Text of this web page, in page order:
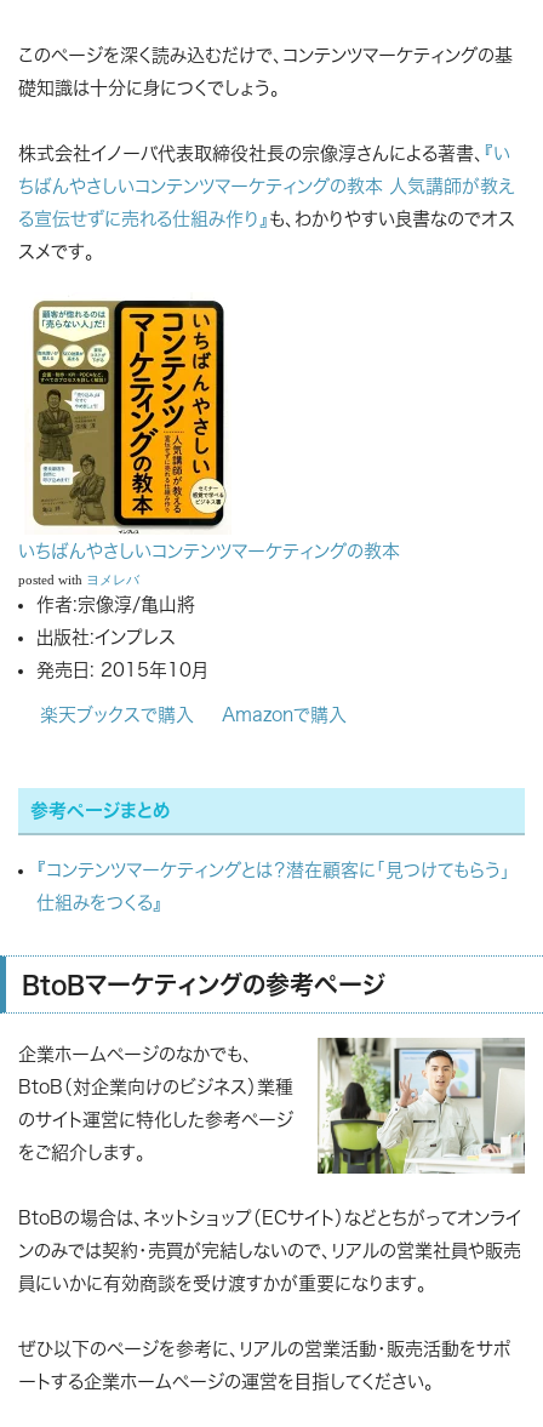
このページを深く読み込むだけで、コンテンツマーケティングの基
礎知識は十分に身につくでしょう。
株式会社イノーバ代表取締役社長の宗像淳さんによる著書、 『い
ちばんやさしいコンテンツマーケティングの教本 人気講師が教え
る宣伝せずに売れる仕組み作り』 も、わかりやすい良書なのでオス
スメです。
いちばんやさしいコンテンツマーケティングの教本
posted with ヨメレバ
作者:宗像淳/亀山將
出版社:インプレス
発売日: 2015年10月
楽天ブックスで購入 Amazonで購入
参考ページまとめ
『コンテンツマーケティングとは？潜在顧客に「見つけてもらう」
仕組みをつくる』
BtoBマーケティングの参考ページ
企業ホームページのなかでも、
BtoB（対企業向けのビジネス）業種
のサイト運営に特化した参考ページ
をご紹介します。
BtoBの場合は、ネットショップ（ECサイト）などとちがってオンライ
ンのみでは契約・売買が完結しないので、リアルの営業社員や販売
員にいかに有効商談を受け渡すかが重要になります。
ぜひ以下のページを参考に、リアルの営業活動・販売活動をサポ
ートする企業ホームページの運営を目指してください。